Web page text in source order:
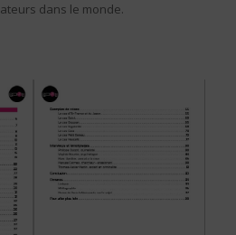
dans le monde.